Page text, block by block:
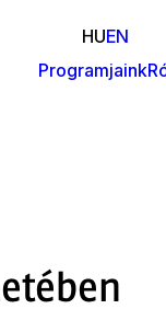
HUEN
Programjaink